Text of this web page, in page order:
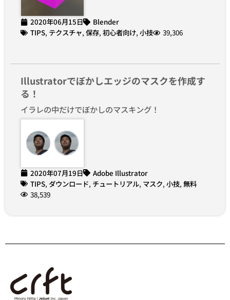
2020年06月15日
Blender
TIPS, テクスチャ, 保存, 初心者向け, 小技 39,306
Illustratorでぼかしエッジのマスクを作成す
る！
イラレの中だけでぼかしのマスキング！
2020年07月19日
Adobe Illustrator
TIPS, ダウンロード, チュートリアル, マスク, 小技, 無料
38,539